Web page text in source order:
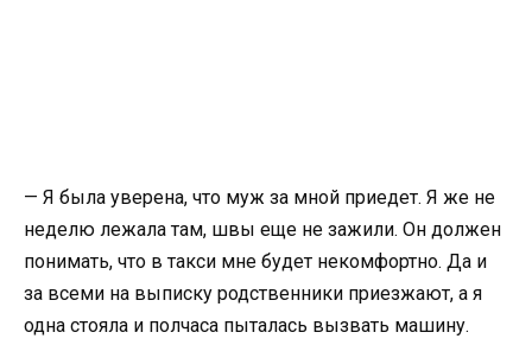
— Я была уверена, что муж за мной приедет. Я же не
неделю лежала там, швы еще не зажили. Он должен
понимать, что в такси мне будет некомфортно. Да и
за всеми на выписку родственники приезжают, а я
одна стояла и полчаса пыталась вызвать машину.